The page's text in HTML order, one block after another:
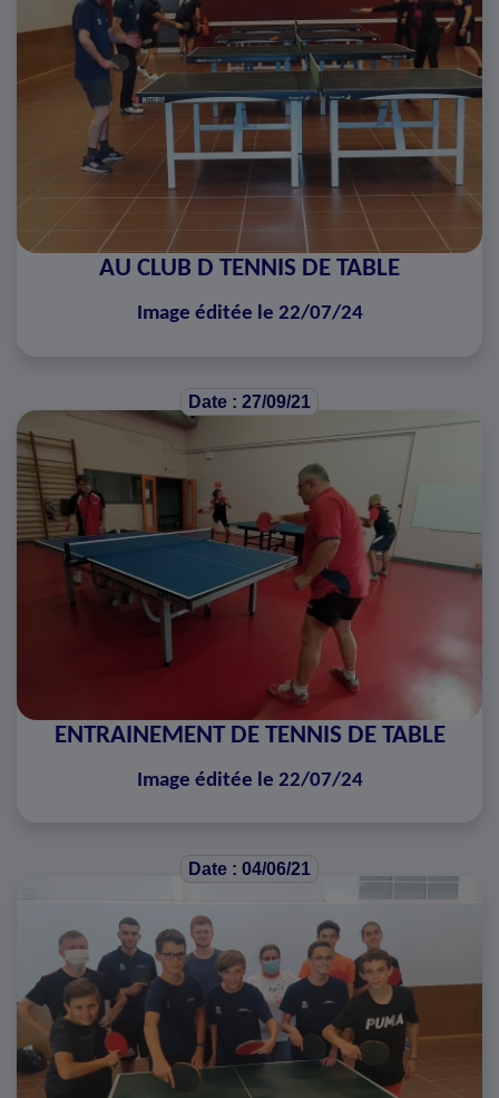
AU CLUB D TENNIS DE TABLE
Image éditée le 22/07/24
Date : 27/09/21
ENTRAINEMENT DE TENNIS DE TABLE
Image éditée le 22/07/24
Date : 04/06/21